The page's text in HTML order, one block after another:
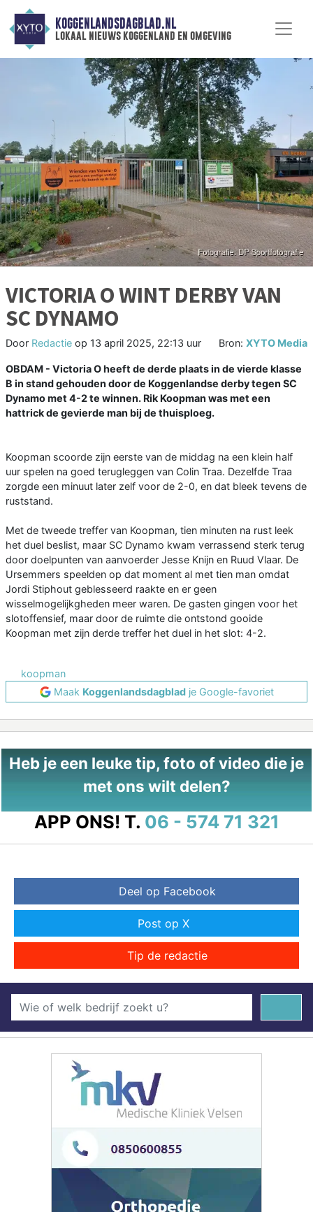
KOGGENLANDSDAGBLAD.NL
lokaal nieuws koggenland en omgeving
VICTORIA O WINT DERBY VAN
SC DYNAMO
Door Redactie op 13 april 2025, 22:13 uur Bron: XYTO Media
OBDAM - Victoria O heeft de derde plaats in de vierde klasse
B in stand gehouden door de Koggenlandse derby tegen SC
Dynamo met 4-2 te winnen. Rik Koopman was met een
hattrick de gevierde man bij de thuisploeg.
Koopman scoorde zijn eerste van de middag na een klein half
uur spelen na goed terugleggen van Colin Traa. Dezelfde Traa
zorgde een minuut later zelf voor de 2-0, en dat bleek tevens de
ruststand.
Met de tweede treffer van Koopman, tien minuten na rust leek
het duel beslist, maar SC Dynamo kwam verrassend sterk terug
door doelpunten van aanvoerder Jesse Knijn en Ruud Vlaar. De
Ursemmers speelden op dat moment al met tien man omdat
Jordi Stiphout geblesseerd raakte en er geen
wisselmogelijkgheden meer waren. De gasten gingen voor het
slotoffensief, maar door de ruimte die ontstond gooide
Koopman met zijn derde treffer het duel in het slot: 4-2.
koopman
Maak Koggenlandsdagbladje Google-favoriet
Heb je een leuke tip, foto of video die je
met ons wilt delen?
APP ONS! T. 06 - 574 71 321
Deel op Facebook
Post op X
Tip de redactie